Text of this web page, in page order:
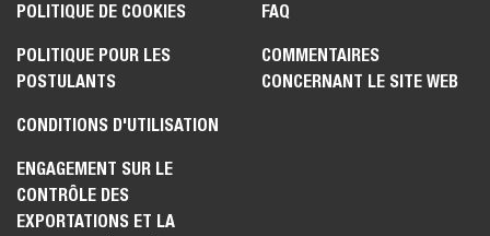
POLITIQUE DE COOKIES
POLITIQUE POUR LES
POSTULANTS
CONDITIONS D'UTILISATION
ENGAGEMENT SUR LE
CONTRÔLE DES
EXPORTATIONS ET LA
FAQ
COMMENTAIRES
CONCERNANT LE SITE WEB